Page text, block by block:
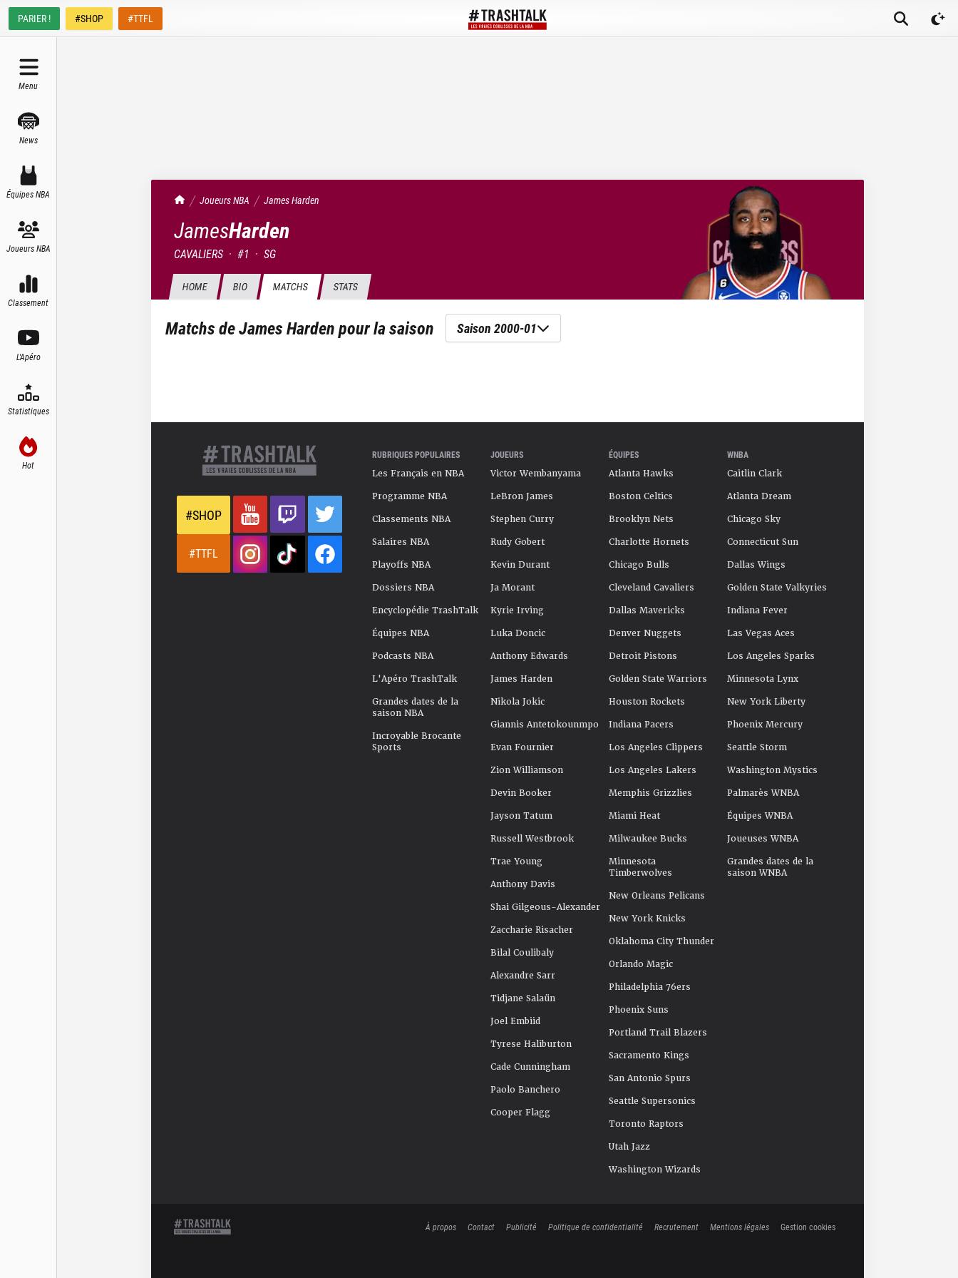
PARIER ! #SHOP #TTFL
Menu
News
Équipes NBA
Joueurs NBA
Classement
L'Apéro
Statistiques
Hot
TrashTalk Actu NBA
Joueurs NBA JamesHarden
JamesHarden
CAVALIERS · #1 · SG
HOME BIO MATCHS STATS
Matchs deJames Hardenpour la saison Saison 2000-01
#SHOP
#TTFL
RUBRIQUES POPULAIRES
Les Français en NBA
Programme NBA
Classements NBA
Salaires NBA
Playoffs NBA
Dossiers NBA
Encyclopédie TrashTalk
Équipes NBA
Podcasts NBA
L'Apéro TrashTalk
Grandes dates de la
saison NBA
Incroyable Brocante
Sports
JOUEURS
Victor Wembanyama
LeBron James
Stephen Curry
Rudy Gobert
Kevin Durant
Ja Morant
Kyrie Irving
Luka Doncic
Anthony Edwards
James Harden
Nikola Jokic
Giannis Antetokounmpo
Evan Fournier
Zion Williamson
Devin Booker
Jayson Tatum
Russell Westbrook
Trae Young
Anthony Davis
Shai Gilgeous-Alexander
Zaccharie Risacher
Bilal Coulibaly
Alexandre Sarr
Tidjane Salaün
Joel Embiid
Tyrese Haliburton
Cade Cunningham
Paolo Banchero
Cooper Flagg
ÉQUIPES
Atlanta Hawks
Boston Celtics
Brooklyn Nets
Charlotte Hornets
Chicago Bulls
Cleveland Cavaliers
Dallas Mavericks
Denver Nuggets
Detroit Pistons
Golden State Warriors
Houston Rockets
Indiana Pacers
Los Angeles Clippers
Los Angeles Lakers
Memphis Grizzlies
Miami Heat
Milwaukee Bucks
Minnesota
Timberwolves
New Orleans Pelicans
New York Knicks
Oklahoma City Thunder
Orlando Magic
Philadelphia 76ers
Phoenix Suns
Portland Trail Blazers
Sacramento Kings
San Antonio Spurs
Seattle Supersonics
Toronto Raptors
Utah Jazz
Washington Wizards
WNBA
Caitlin Clark
Atlanta Dream
Chicago Sky
Connecticut Sun
Dallas Wings
Golden State Valkyries
Indiana Fever
Las Vegas Aces
Los Angeles Sparks
Minnesota Lynx
New York Liberty
Phoenix Mercury
Seattle Storm
Washington Mystics
Palmarès WNBA
Équipes WNBA
Joueuses WNBA
Grandes dates de la
saison WNBA
À propos Contact Publicité Politique de confidentialité Recrutement Mentions légales Gestion cookies